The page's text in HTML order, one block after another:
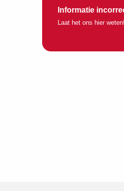
Informatie
Laat het ons hier